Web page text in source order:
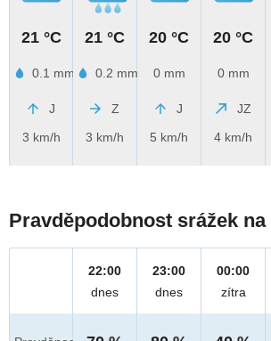
21 °C
0.1 mm
J
3 km/h
21 °C
0.2 mm
Z
3 km/h
20 °C
0 mm
J
5 km/h
20 °C
0 mm
JZ
4 km/h
Pravděpodobnost srážek na
22:00
dnes
23:00
dnes
00:00
zítra